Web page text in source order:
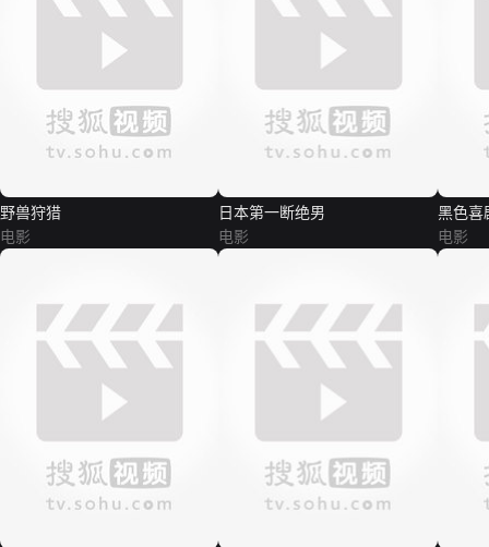
野兽狩猎
电影
日本第一断绝男
电影
黑色喜
电影